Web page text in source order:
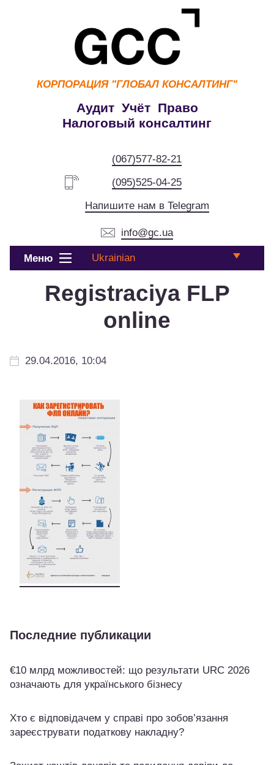
КОРПОРАЦИЯ "ГЛОБАЛ КОНСАЛТИНГ"
Аудит Учёт Право
Налоговый консалтинг
(067)577-82-21
(095)525-04-25
Напишите нам в Telegram
info@gc.ua
Меню Ukrainian
Registraciya FLP
online
29.04.2016, 10:04
Последние публикации
€10 млрд можливостей: що результати URC 2026
означають для українського бізнесу
Хто є відповідачем у справі про зобов’язання
зареєструвати податкову накладну?